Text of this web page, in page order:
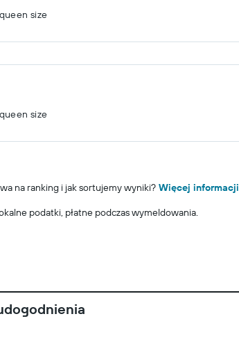
size
size
na ranking i jak sortujemy wyniki? Więcej informacji
podatki, płatne podczas wymeldowania.